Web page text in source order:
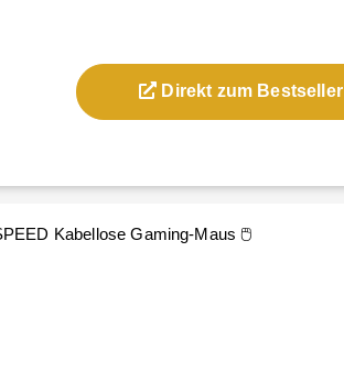
Direkt zum Bestseller
Kabellose Gaming-Maus 🖱️